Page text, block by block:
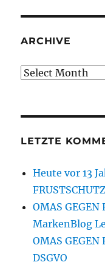
ARCHIVE
Archive
LETZTE
Heute vor 13
OMAS
MarkenBlog
OMAS
DSGVO